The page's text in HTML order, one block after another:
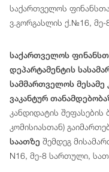
საქართველოს
ვ.გორგასლის ქ.№16,
საქართველოს
დეპარტამენტის
სამმართველოს მესამე
ვაკანტურ
კანდიდატის შეფასების
კომისიასთან)
საათზე შემდეგ
N16, მე-8 სართული,